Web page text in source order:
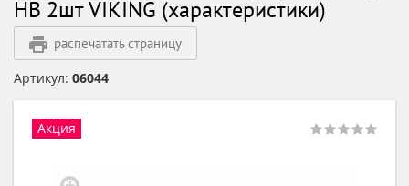
HB 2шт VIKING (характеристики)
распечатать страницу
Артикул: 06044
Акция